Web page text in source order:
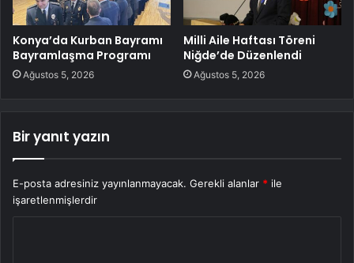
Konya’da Kurban Bayramı
Bayramlaşma Programı
Ağustos 5, 2026
Milli Aile Haftası Töreni
Niğde’de Düzenlendi
Ağustos 5, 2026
Bir yanıt yazın
E-posta adresiniz yayınlanmayacak. Gerekli alanlar * ile
işaretlenmişlerdir